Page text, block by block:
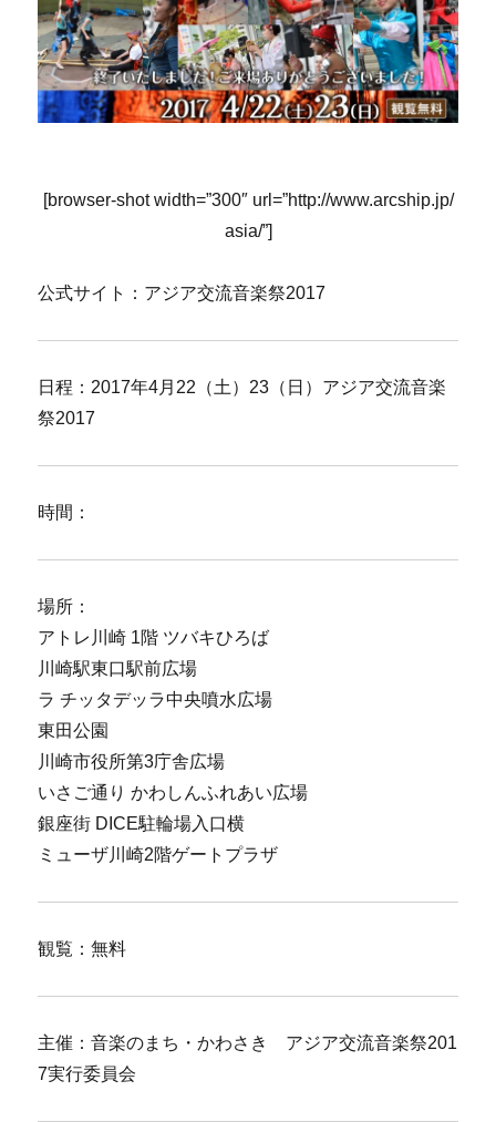
[browser-shot width=”300″ url=”http://www.arcship.jp/
asia/”]
公式サイト：アジア交流音楽祭2017
日程：2017年4月22（土）23（日）アジア交流音楽
祭2017
時間：
場所：
アトレ川崎 1階 ツバキひろば
川崎駅東口駅前広場
ラ チッタデッラ中央噴水広場
東田公園
川崎市役所第3庁舎広場
いさご通り かわしんふれあい広場
銀座街 DICE駐輪場入口横
ミューザ川崎2階ゲートプラザ
観覧：無料
主催：音楽のまち・かわさき アジア交流音楽祭201
7実行委員会